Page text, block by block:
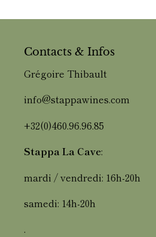
Contacts & Infos
Grégoire Thibault
info@stappawines.com
+32(0)460.96.96.85
Stappa La Cave:
mardi / vendredi: 16h-20h
samedi: 14h-20h
.